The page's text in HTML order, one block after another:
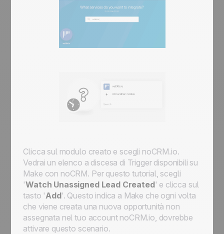
Clicca sul modulo creato e scegli noCRM.io.
Vedrai un elenco a discesa di Trigger disponibili su
Make con noCRM. Per questo tutorial, scegli
'Watch Unassigned Lead Created' e clicca sul
tasto 'Add'. Questo indica a Make che ogni volta
che viene creata una nuova opportunità non
assegnata nel tuo account noCRM.io, dovrebbe
attivare questo scenario.